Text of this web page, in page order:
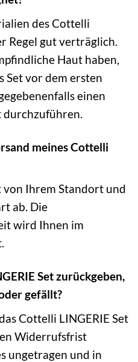
des Cottelli
Regel gut verträglich.
Haut haben,
Set vor dem ersten
einen
meines Cottelli
von Ihrem Standort und
ab. Die
wird Ihnen im
Set zurückgeben,
gefällt?
Cottelli LINGERIE Set
Widerrufsfrist
ungetragen und in